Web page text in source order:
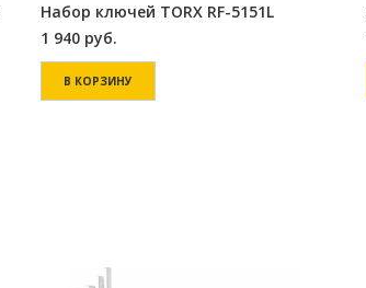
Набор ключей TORX RF-5151L
1 940 руб.
В КОРЗИНУ